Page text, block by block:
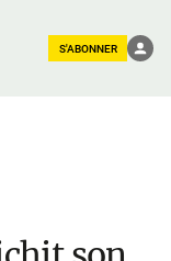
S'ABONNER